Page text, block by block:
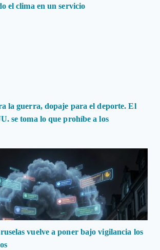
el clima en un servicio
la guerra, dopaje para el deporte. El
se toma lo que prohíbe a los
vuelve a poner bajo vigilancia los